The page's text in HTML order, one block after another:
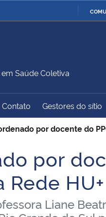
Ministério da Defesa
Ministério do
Desenvolvimento Regional
Advocacia-Geral da União
Saúde Coletiva
Contato Gestores do sítio
por docente do
por
HU+
Liane